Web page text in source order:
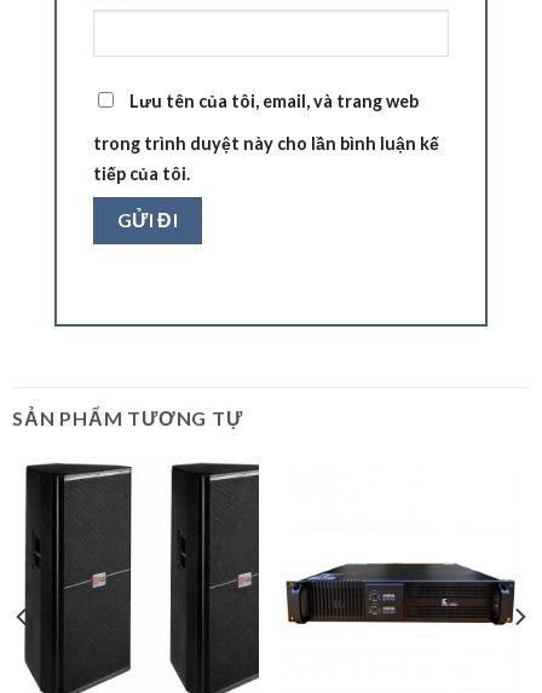
Lưu tên của tôi, email, và trang web
trong trình duyệt này cho lần bình luận kế
tiếp của tôi.
SẢN PHẨM TƯƠNG TỰ